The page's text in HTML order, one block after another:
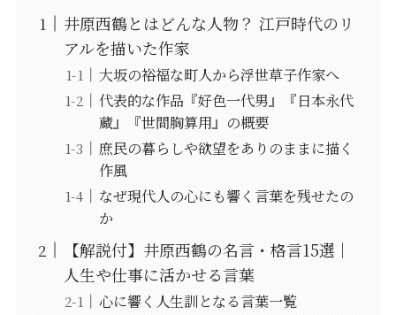
井原西鶴とはどんな人物？ 江戸時代のリ
アルを描いた作家
大坂の裕福な町人から浮世草子作家へ
代表的な作品『好色一代男』『日本永代
蔵』『世間胸算用』の概要
庶民の暮らしや欲望をありのままに描く
作風
なぜ現代人の心にも響く言葉を残せたの
か
【解説付】井原西鶴の名言・格言15選｜
人生や仕事に活かせる言葉
心に響く人生訓となる言葉一覧